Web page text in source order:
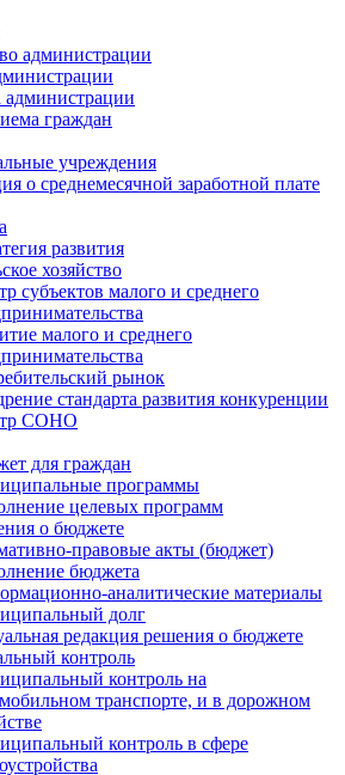
администрации
администрации
граждан
учреждения
о среднемесячной заработной плате
развития
хозяйство
субъектов малого и среднего
малого и среднего
рынок
стандарта развития конкуренции
СОНО
для граждан
программы
целевых программ
о бюджете
правовые акты (бюджет)
бюджета
аналитические материалы
долг
редакция решения о бюджете
контроль
контроль на
транспорте, и в дорожном
контроль в сфере